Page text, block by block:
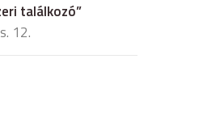
találkozó”
12.